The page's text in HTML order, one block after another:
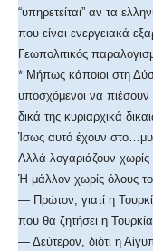
“υπηρετείται” αν τα
που είναι ενεργειακά
Γεωπολιτικός
* Μήπως κάποιοι στη
υποσχόμενοι να
δικά της κυριαρχικά
Ίσως αυτό έχουν
Αλλά λογαριάζουν
Ή μάλλον χωρίς όλους
— Πρώτον, γιατί η
που θα ζητήσει η
— Δεύτερον, διότι η